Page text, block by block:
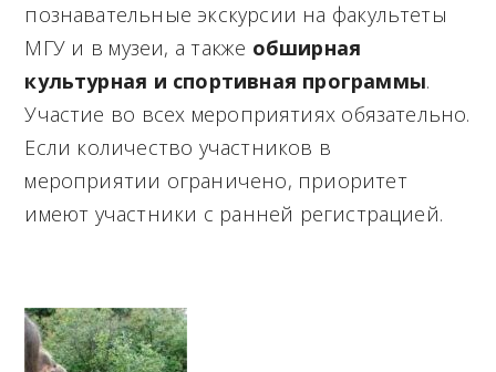
познавательные экскурсии на факультеты
МГУ и в музеи, а также обширная
культурная и спортивная программы.
Участие во всех мероприятиях обязательно.
Если количество участников в
мероприятии ограничено, приоритет
имеют участники с ранней регистрацией.